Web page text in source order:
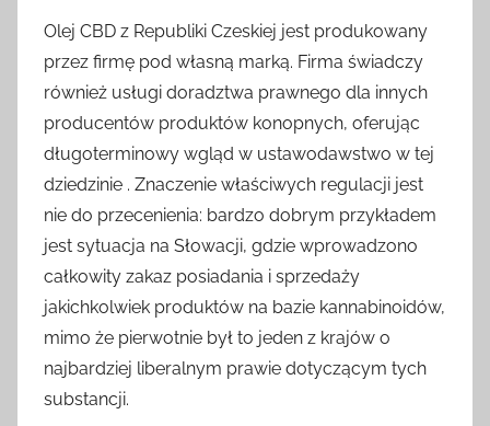
Olej CBD z Republiki Czeskiej jest produkowany
przez firmę pod własną marką. Firma świadczy
również usługi doradztwa prawnego dla innych
producentów produktów konopnych, oferując
długoterminowy wgląd w ustawodawstwo w tej
dziedzinie . Znaczenie właściwych regulacji jest
nie do przecenienia: bardzo dobrym przykładem
jest sytuacja na Słowacji, gdzie wprowadzono
całkowity zakaz posiadania i sprzedaży
jakichkolwiek produktów na bazie kannabinoidów,
mimo że pierwotnie był to jeden z krajów o
najbardziej liberalnym prawie dotyczącym tych
substancji.